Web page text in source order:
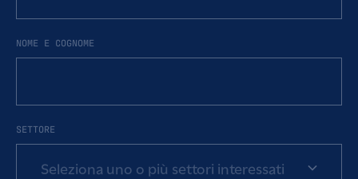
NOME E COGNOME
SETTORE
Seleziona uno o più settori interessati